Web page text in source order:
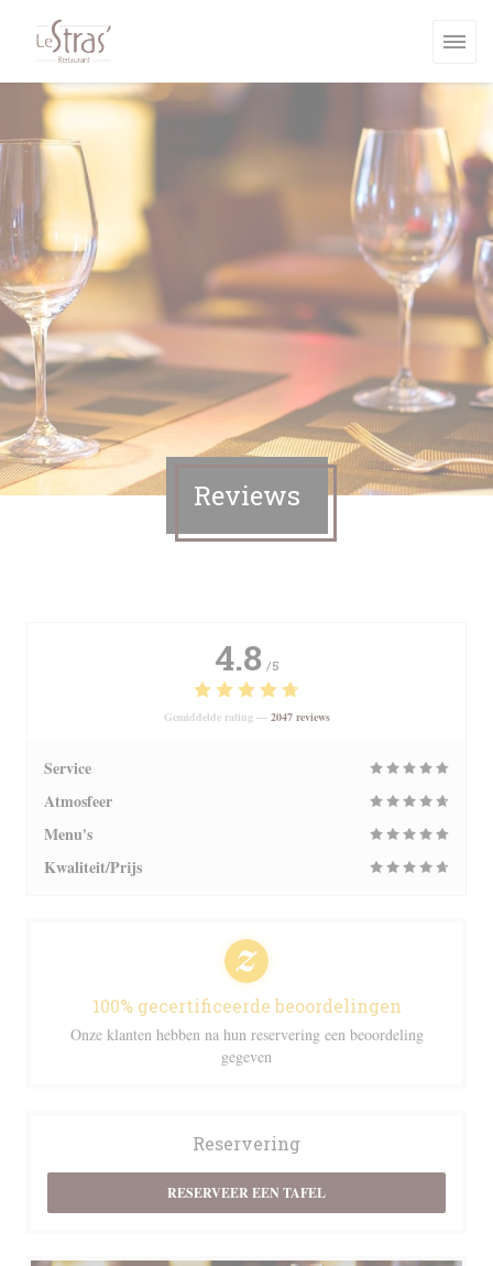
Reviews
4.8 /5
Gemiddelde rating — 2047 reviews
Service
Atmosfeer
Menu's
Kwaliteit/Prijs
100% gecertificeerde beoordelingen
Onze klanten hebben na hun reservering een beoordeling
gegeven
Reservering
RESERVEER EEN TAFEL